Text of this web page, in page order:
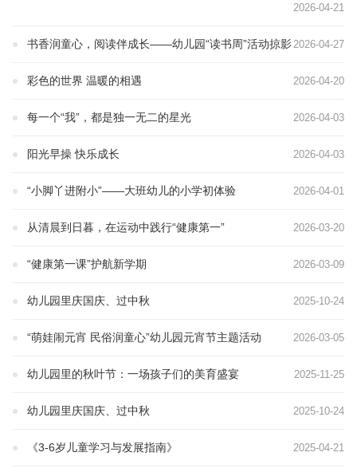
2026-04-21
书香润童心，阅读伴成长——幼儿园“读书周”活动掠影 2026-04-27
彩色的世界 温暖的相遇 2026-04-20
每一个“我”，都是独一无二的星光 2026-04-03
阳光早操 快乐成长 2026-04-03
“小脚丫进附小”——大班幼儿的小学初体验 2026-04-01
从清晨到日暮，在运动中践行“健康第一” 2026-03-20
“健康第一课”护航新学期 2026-03-09
幼儿园里庆国庆、过中秋 2025-10-24
“萌娃闹元宵 民俗润童心”幼儿园元宵节主题活动 2026-03-05
幼儿园里的秋叶节：一场孩子们的美育盛宴 2025-11-25
幼儿园里庆国庆、过中秋 2025-10-24
《3-6岁儿童学习与发展指南》 2025-04-21